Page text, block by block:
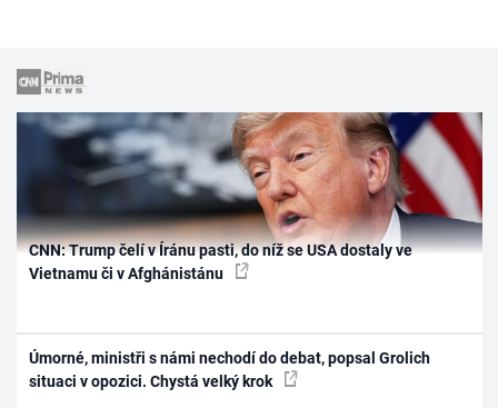
CNN: Trump čelí v Íránu pasti, do níž se USA dostaly ve
Vietnamu či v Afghánistánu
Úmorné, ministři s námi nechodí do debat, popsal Grolich
situaci v opozici. Chystá velký krok